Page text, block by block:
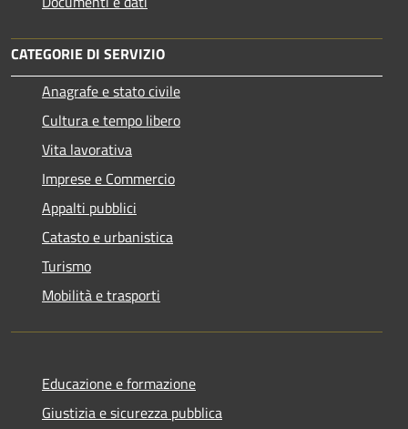
CATEGORIE DI SERVIZIO
Anagrafe e stato civile
Cultura e tempo libero
Vita lavorativa
Imprese e Commercio
Appalti pubblici
Catasto e urbanistica
Turismo
Mobilità e trasporti
Educazione e formazione
Giustizia e sicurezza pubblica